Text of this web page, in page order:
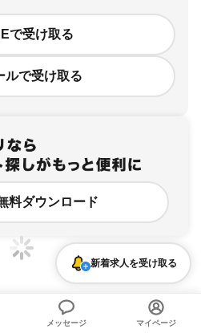
で受け取る
ルで受け取る
料ダウンロード
バイト・バイト求人情報
新着求人を受け取る
メッセージ マイページ